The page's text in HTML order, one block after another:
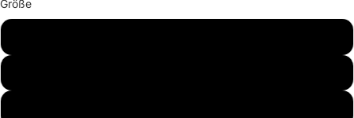
Größe